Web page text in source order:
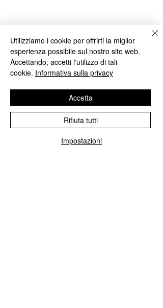
LATTOSIO
Utilizziamo i cookie per offrirti la miglior
esperienza possibile sul nostro sito web.
Accettando, accetti l'utilizzo di tali
cookie. Informativa sulla privacy
Impostazioni
Rifiuta tutti
Accetta